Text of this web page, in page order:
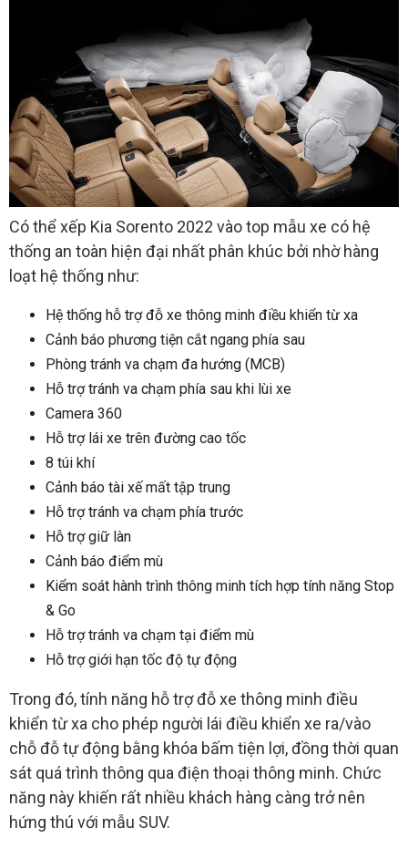
Có thể xếp Kia Sorento 2022 vào top mẫu xe có hệ
thống an toàn hiện đại nhất phân khúc bởi nhờ hàng
loạt hệ thống như:
Hệ thống hỗ trợ đỗ xe thông minh điều khiển từ xa
Cảnh báo phương tiện cắt ngang phía sau
Phòng tránh va chạm đa hướng (MCB)
Hỗ trợ tránh va chạm phía sau khi lùi xe
Camera 360
Hỗ trợ lái xe trên đường cao tốc
8 túi khí
Cảnh báo tài xế mất tập trung
Hỗ trợ tránh va chạm phía trước
Hỗ trợ giữ làn
Cảnh báo điểm mù
Kiểm soát hành trình thông minh tích hợp tính năng Stop
& Go
Hỗ trợ tránh va chạm tại điểm mù
Hỗ trợ giới hạn tốc độ tự động
Trong đó, tính năng hỗ trợ đỗ xe thông minh điều
khiển từ xa cho phép người lái điều khiển xe ra/vào
chỗ đỗ tự động bằng khóa bấm tiện lợi, đồng thời quan
sát quá trình thông qua điện thoại thông minh. Chức
năng này khiến rất nhiều khách hàng càng trở nên
hứng thú với mẫu SUV.